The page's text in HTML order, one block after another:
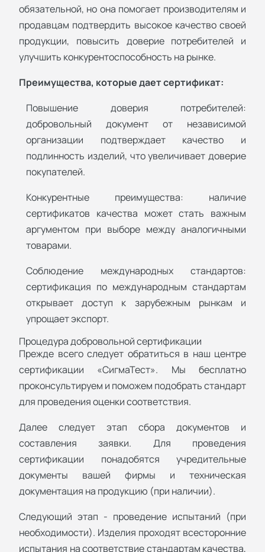
обязательной, но она помогает производителям и
продавцам подтвердить высокое качество своей
продукции, повысить доверие потребителей и
улучшить конкурентоспособность на рынке.
Преимущества, которые дает сертификат:
Повышение доверия потребителей:
добровольный документ от независимой
организации подтверждает качество и
подлинность изделий, что увеличивает доверие
покупателей.
Конкурентные преимущества: наличие
сертификатов качества может стать важным
аргументом при выборе между аналогичными
товарами.
Соблюдение международных стандартов:
сертификация по международным стандартам
открывает доступ к зарубежным рынкам и
упрощает экспорт.
Процедура добровольной сертификации
Прежде всего следует обратиться в наш центре
сертификации «СигмаТест». Мы бесплатно
проконсультируем и поможем подобрать стандарт
для проведения оценки соответствия.
Далее следует этап сбора документов и
составления заявки. Для проведения
сертификации понадобятся учредительные
документы вашей фирмы и техническая
документация на продукцию (при наличии).
Следующий этап - проведение испытаний (при
необходимости). Изделия проходят всесторонние
испытания на соответствие стандартам качества,